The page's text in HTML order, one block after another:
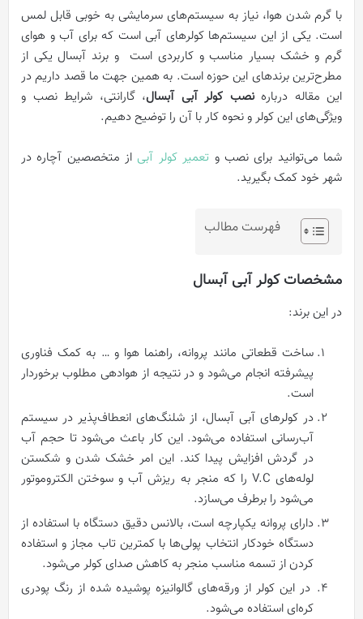
با گرم شدن هوا، نیاز به سیستم‌های سرمایشی به خوبی قابل لمس
است. یکی از این سیستم‌ها کولرهای آبی است که برای آب و هوای
گرم و خشک بسیار مناسب و کاربردی است و برند آبسال یکی از
مطرح‌ترین برندهای این حوزه است. به همین جهت ما قصد داریم در
این مقاله دربارهنصب کولر آبی آبسال، گارانتی، شرایط نصب و
ویژگی‌های این کولر و نحوه کار با آن را توضیح دهیم.
شما می‌توانید برای نصب و تعمیر کولر آبیاز متخصصین آچاره در
شهر خود کمک بگیرید.
فهرست مطالب
مشخصات کولر آبی آبسال
در این برند:
ساخت قطعاتی مانند پروانه، راهنما هوا و … به کمک فناوری
پیشرفته انجام می‌شود و در نتیجه از هوادهی مطلوب برخوردار
است.
در کولرهای آبی آبسال، از شلنگ‌های انعطاف‌پذیر در سیستم
آب‌رسانی استفاده می‌شود. این کار باعث می‌شود تا حجم آب
در گردش افزایش پیدا کند. این امر خشک شدن و شکستن
لوله‌های V.C را که منجر به ریزش آب و سوختن الکتروموتور
می‌شود را برطرف می‌سازد.
دارای پروانه یکپارچه است، بالانس دقیق دستگاه با استفاده از
دستگاه خودکار انتخاب پولی‌ها با کمترین تاب مجاز و استفاده
کردن از تسمه مناسب منجر به کاهش صدای کولر می‌شود.
در این کولر از ورقه‌های گالوانیزه پوشیده شده از رنگ پودری
کره‌ای استفاده می‌شود.